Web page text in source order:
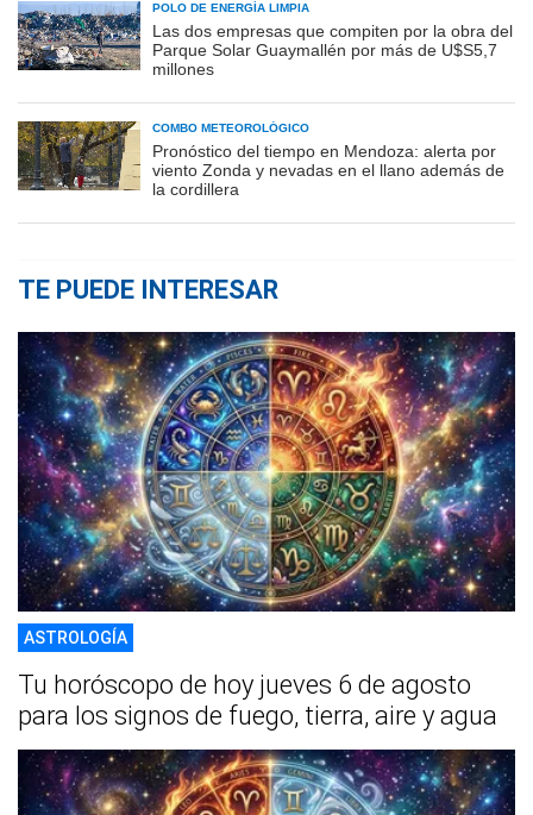
POLO DE ENERGÍA LIMPIA
Las dos empresas que compiten por la obra del
Parque Solar Guaymallén por más de U$S5,7
millones
COMBO METEOROLÓGICO
Pronóstico del tiempo en Mendoza: alerta por
viento Zonda y nevadas en el llano además de
la cordillera
TE PUEDE INTERESAR
ASTROLOGÍA
Tu horóscopo de hoy jueves 6 de agosto
para los signos de fuego, tierra, aire y agua